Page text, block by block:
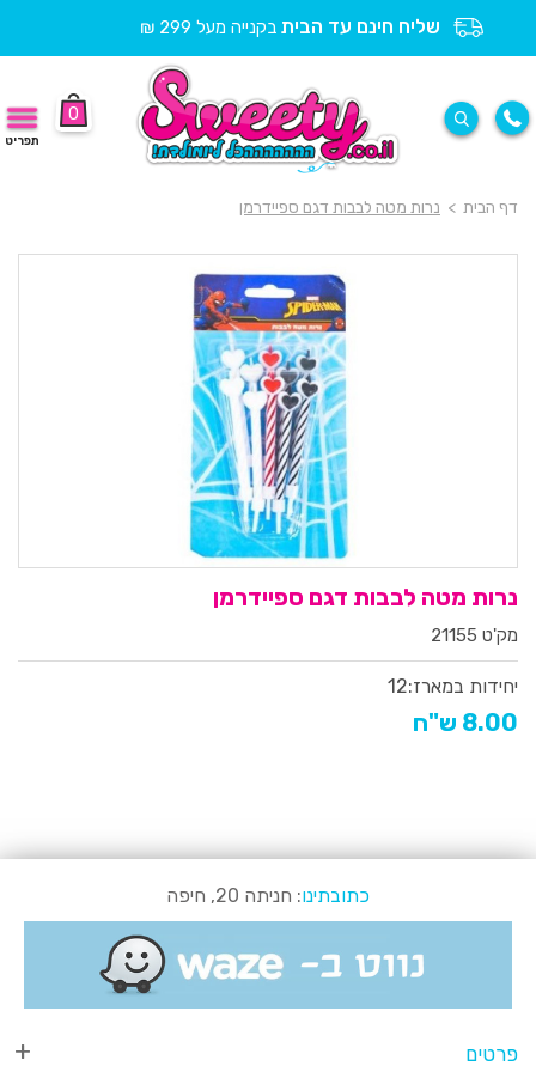
שליח חינם עד הבית בקנייה מעל 299 ₪
0
תפריט
דף הבית > נרות מטה לבבות דגם ספיידרמן
נרות מטה לבבות דגם ספיידרמן
מק'ט 21155
יחידות במארז:12
8.00 ש"ח
כתובתינו: חניתה 20, חיפה
פרטים